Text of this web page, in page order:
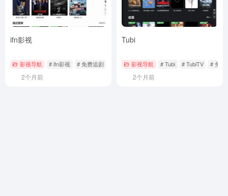
ifn影视
影视导航 # ifn影视 # 免费追剧 # 浏览器播放
2个月前
Tubi
影视导航 # Tubi # TubiTV # 免费
2个月前